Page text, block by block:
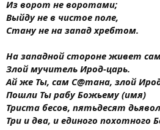
Из ворот не воротами;
Выйду не в чистое поле,
Стану не на запад хребтом.
На западной стороне живет
Злой мучитель Ирод-царь.
Ай же Ты, сам С@тана, злой
Пошли Ты рабу Божьему (имя)
Триста бесов, пятьдесят
Три и два, и единого похотного